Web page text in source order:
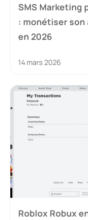
SMS Marketing
: monétiser
en 2026
14 mars 2026
Roblox Robux